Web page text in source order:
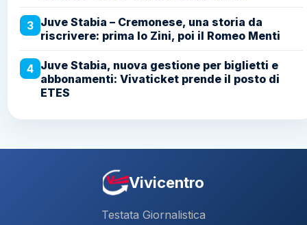
3 Juve Stabia – Cremonese, una storia da
riscrivere: prima lo Zini, poi il Romeo Menti
4 Juve Stabia, nuova gestione per biglietti e
abbonamenti: Vivaticket prende il posto di
ETES
Vivicentro
Testata Giornalistica